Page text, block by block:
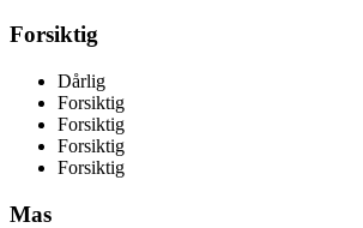
Forsiktig
Dårlig
Forsiktig
Forsiktig
Forsiktig
Forsiktig
Mas